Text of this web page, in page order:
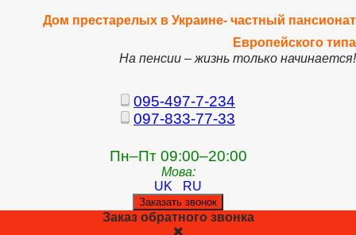
Дом престарелых в Украине- частный пансионат
Европейского типа
На пенсии – жизнь только начинается!
095-497-7-234
097-833-77-33
Пн–Пт 09:00–20:00
Мова:
UK
RU
Заказать звонок
Заказ обратного звонка